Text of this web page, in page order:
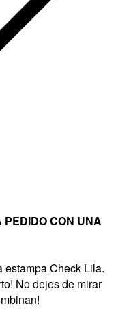
CON UNA
estampa Check Lila.
No dejes de mirar